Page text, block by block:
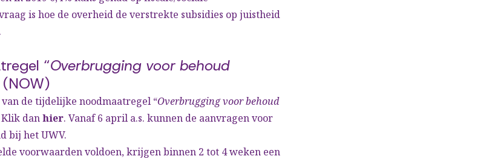
is hoe de overheid de verstrekte subsidies op juistheid
“Overbrugging voor behoud
(NOW)
de tijdelijke noodmaatregel “Overbrugging voor behoud
Klik danhier. Vanaf 6 april a.s. kunnen de aanvragen voor
bij het UWV.
voorwaarden voldoen, krijgen binnen 2 tot 4 weken een